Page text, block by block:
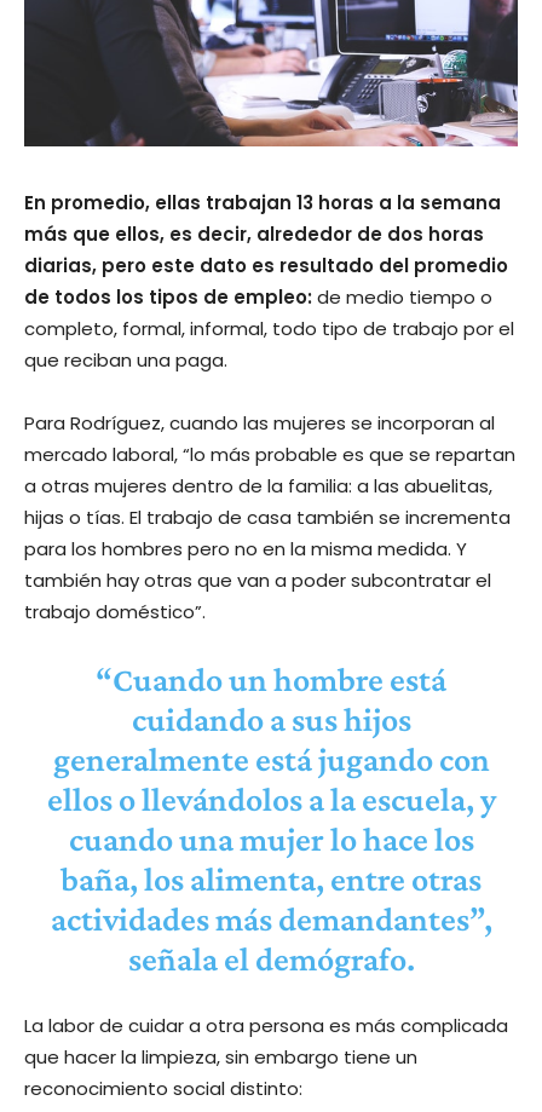
En promedio, ellas trabajan 13 horas a la semana
más que ellos, es decir, alrededor de dos horas
diarias, pero este dato es resultado del promedio
de todos los tipos de empleo:de medio tiempo o
completo, formal, informal, todo tipo de trabajo por el
que reciban una paga.
Para Rodríguez, cuando las mujeres se incorporan al
mercado laboral, “lo más probable es que se repartan
a otras mujeres dentro de la familia: a las abuelitas,
hijas o tías. El trabajo de casa también se incrementa
para los hombres pero no en la misma medida. Y
también hay otras que van a poder subcontratar el
trabajo doméstico”.
“Cuando un hombre está
cuidando a sus hijos
generalmente está jugando con
ellos o llevándolos a la escuela, y
cuando una mujer lo hace los
baña, los alimenta, entre otras
actividades más demandantes”,
señala el demógrafo.
La labor de cuidar a otra persona es más complicada
que hacer la limpieza, sin embargo tiene un
reconocimiento social distinto: